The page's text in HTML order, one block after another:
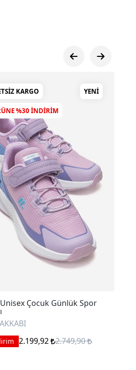
KARGO YENI
%30 INDIRIM
Çocuk Günlük Spor
2.199,92 2.749,90